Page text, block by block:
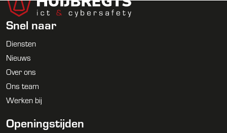
Snel naar
Diensten
Nieuws
Over ons
Ons team
Werken bij
Openingstijden